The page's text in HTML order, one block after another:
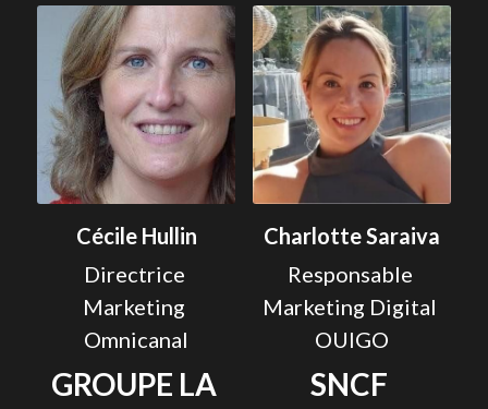
Cécile Hullin
Directrice
Marketing
Omnicanal
GROUPE LA
Charlotte Saraiva
Responsable
Marketing Digital
OUIGO
SNCF